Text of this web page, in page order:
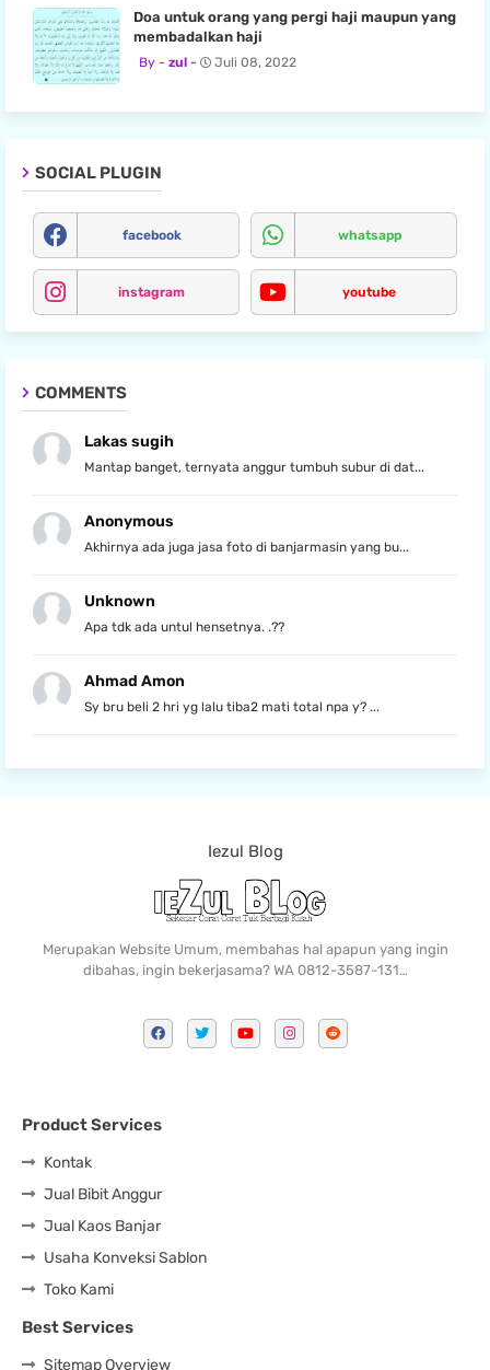
Doa untuk orang yang pergi haji maupun yang
membadalkan haji
zul Juli 08, 2022
SOCIAL PLUGIN
facebook whatsapp
instagram youtube
COMMENTS
Lakas sugih
Mantap banget, ternyata anggur tumbuh subur di dat...
Anonymous
Akhirnya ada juga jasa foto di banjarmasin yang bu...
Unknown
Apa tdk ada untul hensetnya. .??
Ahmad Amon
Sy bru beli 2 hri yg lalu tiba2 mati total npa y? ...
Iezul Blog
Merupakan Website Umum, membahas hal apapun yang ingin
dibahas, ingin bekerjasama? WA 0812-3587-131…
Product Services
Kontak
Jual Bibit Anggur
Jual Kaos Banjar
Usaha Konveksi Sablon
Toko Kami
Best Services
Sitemap Overview